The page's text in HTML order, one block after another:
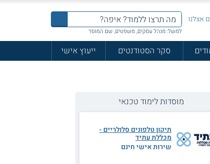
אצלנו
למשל: מנהל עסקים, משפטים, שם המוסד
סקר הסטודנטים
ייעוץ אישי
מוסדות לימוד טכנאי
תיקון טלפונים סלולריים -
מכללת עתיד
שירות אישי חינם